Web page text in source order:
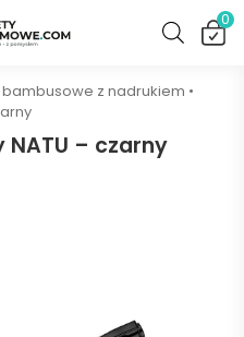
0
bambusowe z nadrukiem •
NATU – czarny